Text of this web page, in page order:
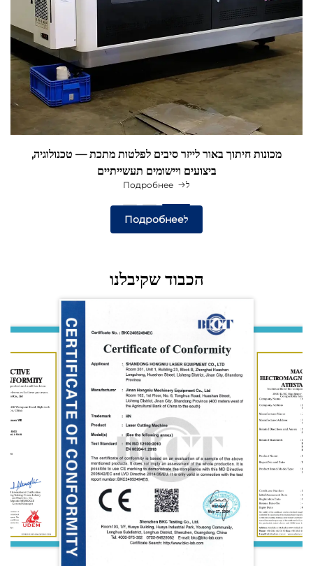
מכונות חיתוך באור לייזר סיבים לפלטות מתכת — טכנולוגיה,
ביצועים ויישומים תעשייתיים
לПодробнее
לПодробнее
הכבוד שקיבלנו